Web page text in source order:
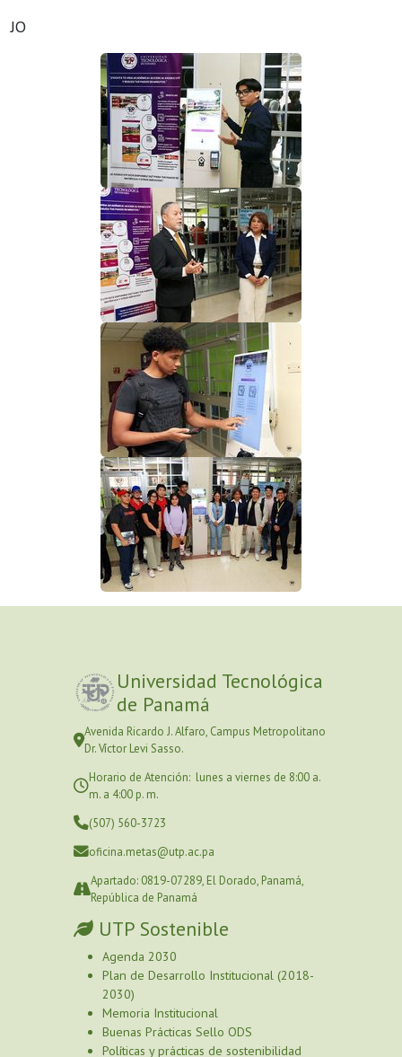
JO
Universidad Tecnológica
de Panamá
Avenida Ricardo J. Alfaro, Campus Metropolitano
Dr. Víctor Levi Sasso.
Horario de Atención: lunes a viernes de 8:00 a.
m. a 4:00 p. m.
(507) 560-3723
oficina.metas@utp.ac.pa
Apartado: 0819-07289, El Dorado, Panamá,
República de Panamá
UTP Sostenible
Agenda 2030
Plan de Desarrollo Institucional (2018-
2030)
Memoria Institucional
Buenas Prácticas Sello ODS
Políticas y prácticas de sostenibilidad